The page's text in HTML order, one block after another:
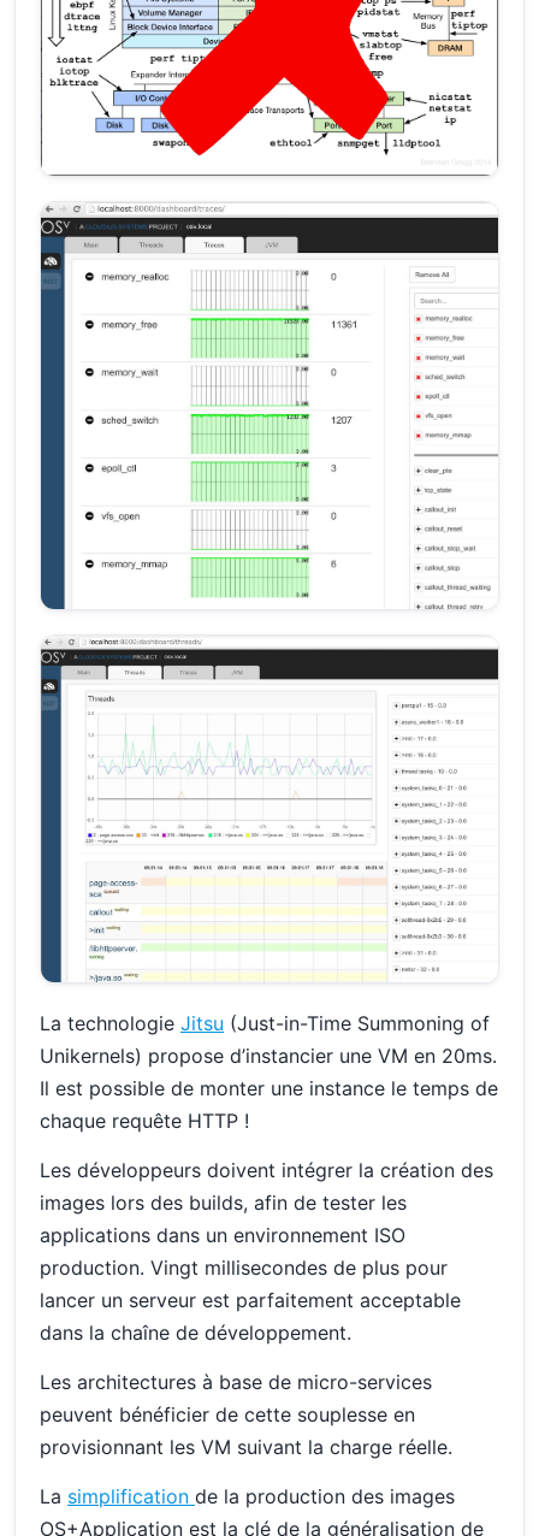
La technologie Jitsu (Just-in-Time Summoning of
Unikernels) propose d’instancier une VM en 20ms.
Il est possible de monter une instance le temps de
chaque requête HTTP !
Les développeurs doivent intégrer la création des
images lors des builds, afin de tester les
applications dans un environnement ISO
production. Vingt millisecondes de plus pour
lancer un serveur est parfaitement acceptable
dans la chaîne de développement.
Les architectures à base de micro-services
peuvent bénéficier de cette souplesse en
provisionnant les VM suivant la charge réelle.
La simplification de la production des images
OS+Application est la clé de la généralisation de